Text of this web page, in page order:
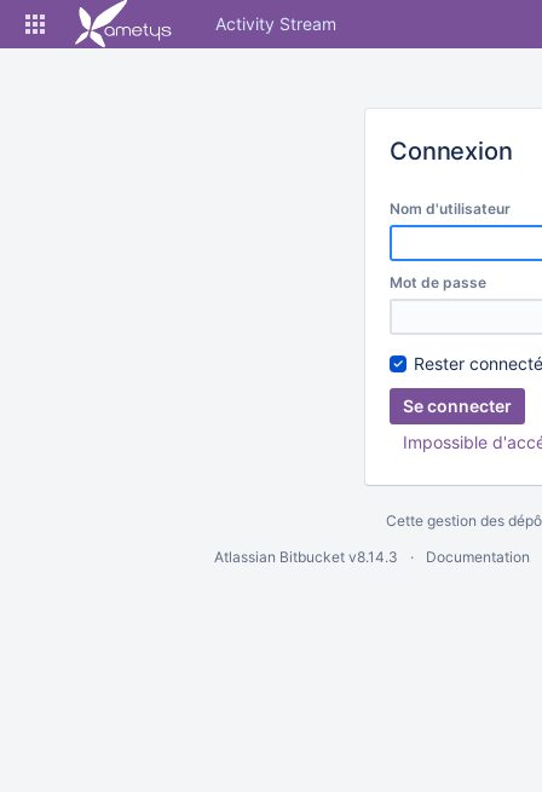
Skip
Activity Stream
Connexion
Nom d'utilisateur
Mot de passe
Rester connecté
Impossible
Cette gestion des
Atlassian Bitbucket v8.14.3 Documentation